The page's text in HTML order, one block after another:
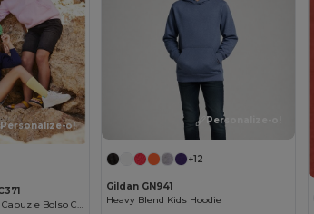
Personalize-o!
Moletom Infantil com Capuz e Bolso Canguru
Personalize-o!
+12
Gildan GN941
Heavy Blend Kids Hoodie